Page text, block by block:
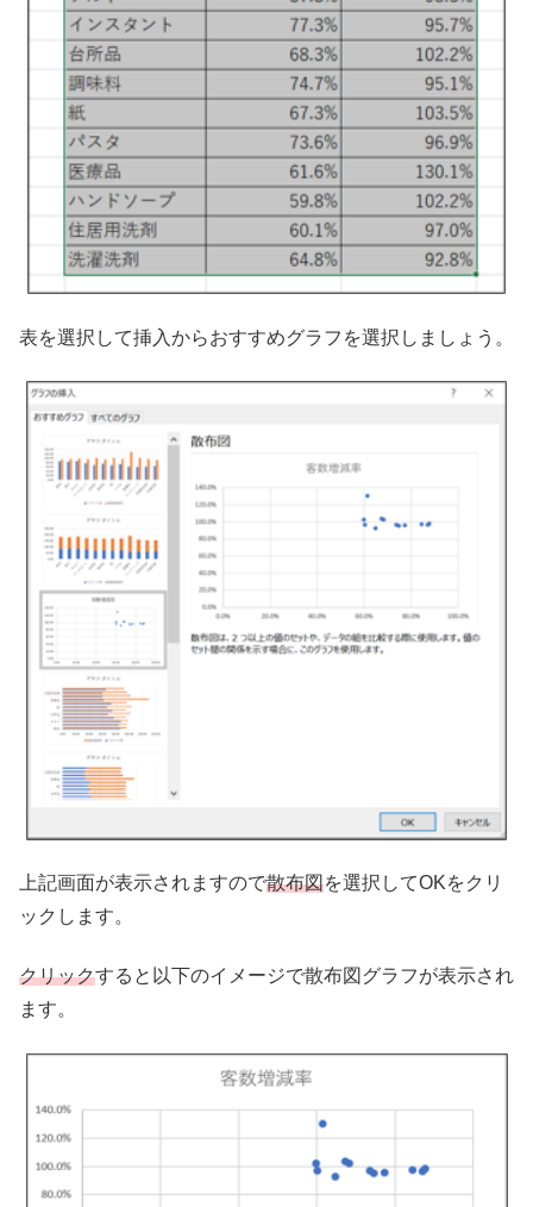
表を選択して挿入からおすすめグラフを選択しましょう。
上記画面が表示されますので散布図を選択してOKをクリ
ックします。
クリックすると以下のイメージで散布図グラフが表示され
ます。